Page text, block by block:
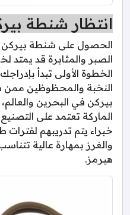
انتظار شنطة بيركن
الحصول على شنطة
الصبر والمثابرة قد
الخطوة الأولى تبدأ
النخبة والمحظوظين
بيركن في البحرين
الماركة تعتمد على
خبراء يتم تدريبهم لفترات
والغرز بمهارة عالية
هيرمز.